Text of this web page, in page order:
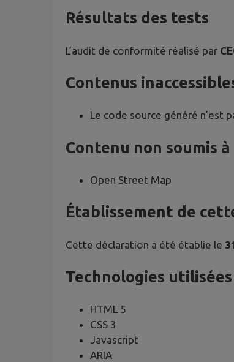
Résultats des tests
L’audit de conformité réalisé par
Contenus
Le code source généré n’est
Contenu non soumis
Open Street Map
Établissement de
Cette déclaration a été établie le
Technologies
HTML 5
CSS 3
Javascript
ARIA